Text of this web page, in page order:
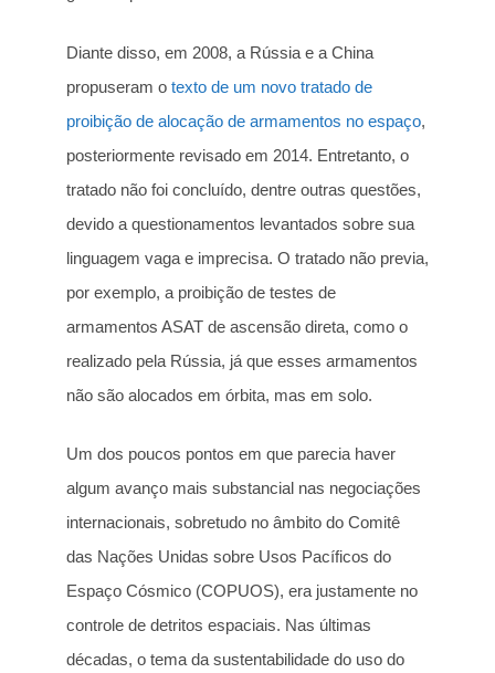
Diante disso, em 2008, a Rússia e a China
propuseram o texto de um novo tratado de
proibição de alocação de armamentos no espaço,
posteriormente revisado em 2014. Entretanto, o
tratado não foi concluído, dentre outras questões,
devido a questionamentos levantados sobre sua
linguagem vaga e imprecisa. O tratado não previa,
por exemplo, a proibição de testes de
armamentos ASAT de ascensão direta, como o
realizado pela Rússia, já que esses armamentos
não são alocados em órbita, mas em solo.
Um dos poucos pontos em que parecia haver
algum avanço mais substancial nas negociações
internacionais, sobretudo no âmbito do Comitê
das Nações Unidas sobre Usos Pacíficos do
Espaço Cósmico (COPUOS), era justamente no
controle de detritos espaciais. Nas últimas
décadas, o tema da sustentabilidade do uso do